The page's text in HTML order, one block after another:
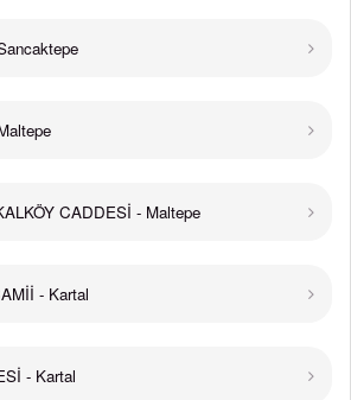
CADDESİ - Maltepe
- Kartal
- Kartal